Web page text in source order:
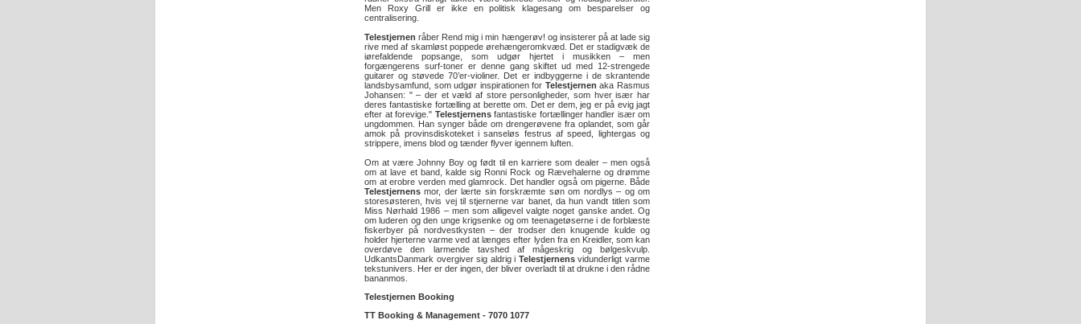
Men Roxy Grill er ikke en politisk klagesang om besparelser og
centralisering.
Telestjernen råber Rend mig i min hængerøv! og insisterer på at lade sig
rive med af skamløst poppede ørehængeromkvæd. Det er stadigvæk de
iørefaldende popsange, som udgør hjertet i musikken – men
forgængerens surf-toner er denne gang skiftet ud med 12-strengede
guitarer og støvede 70’er-violiner. Det er indbyggerne i de skrantende
landsbysamfund, som udgør inspirationen for Telestjernen aka Rasmus
Johansen: " – der et væld af store personligheder, som hver især har
deres fantastiske fortælling at berette om. Det er dem, jeg er på evig jagt
efter at forevige." Telestjernensfantastiske fortællinger handler især om
ungdommen. Han synger både om drengerøvene fra oplandet, som går
amok på provinsdiskoteket i sanseløs festrus af speed, lightergas og
strippere, imens blod og tænder flyver igennem luften.
Om at være Johnny Boy og født til en karriere som dealer – men også
om at lave et band, kalde sig Ronni Rock og Rævehalerne og drømme
om at erobre verden med glamrock. Det handler også om pigerne. Både
Telestjernens mor, der lærte sin forskræmte søn om nordlys – og om
storesøsteren, hvis vej til stjernerne var banet, da hun vandt titlen som
Miss Nørhald 1986 – men som alligevel valgte noget ganske andet. Og
om luderen og den unge krigsenke og om teenagetøserne i de forblæste
fiskerbyer på nordvestkysten – der trodser den knugende kulde og
holder hjerterne varme ved at længes efter lyden fra en Kreidler, som kan
overdøve den larmende tavshed af mågeskrig og bølgeskvulp.
UdkantsDanmark overgiver sig aldrig i Telestjernensvidunderligt varme
tekstunivers. Her er der ingen, der bliver overladt til at drukne i den rådne
bananmos.
Telestjernen Booking
TT Booking & Management - 7070 1077